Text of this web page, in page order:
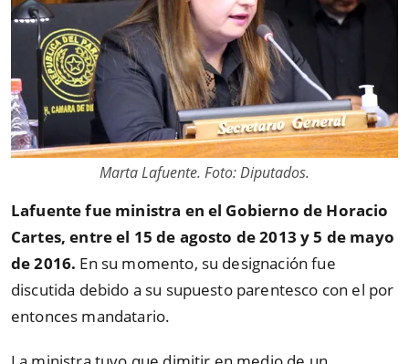
Marta Lafuente. Foto: Diputados.
Lafuente fue ministra en el Gobierno de Horacio
Cartes, entre el 15 de agosto de 2013 y 5 de mayo
de 2016. En su momento, su designación fue
discutida debido a su supuesto parentesco con el por
entonces mandatario.